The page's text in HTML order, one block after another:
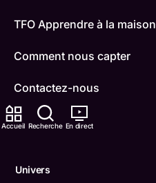
Accueil Recherche En direct
Univers
TFO Apprendre à la maison
Comment nous capter
Contactez-nous
ONFR